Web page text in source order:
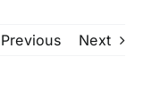
Previous Next